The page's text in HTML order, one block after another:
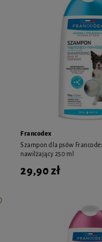
Francodex
Szampon dla psów
nawilżający 250 ml
29,90 zł